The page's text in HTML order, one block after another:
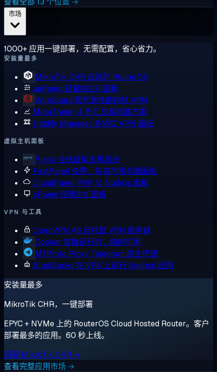
1000+ 应用一键部署，无需配置，省心省力。
安装量最多
MikroTik CHR 云端的 RouterOS
aaPanel轻量级主机面板
WireGuard 现代高性能内核 VPN
MetaTrader 4 外汇交易标准方案
Hiddify Manager 多协议 VPN 面板
虚拟主机面板
Plesk 全栈虚拟主机面板
FastPanel 免费、快速的服务器面板
CloudPanel PHP 与 Node.js 面板
cPanel经典主机面板
VPN 与工具
OpenVPN AS 自托管 VPN 服务器
Docker 容器运行时，随时可用
MTProto Proxy Telegram 原生代理
BlueStacks 在 VPS 上运行 Android 应用
安装量最多
MikroTik CHR，一键部署
EPYC + NVMe 上的 RouterOS Cloud Hosted Router。客户
部署最多的应用。60 秒上线。
部署 MikroTik CHR →
查看完整应用市场 →